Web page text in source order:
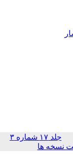
جلد ۱۷ شماره ۳
ها